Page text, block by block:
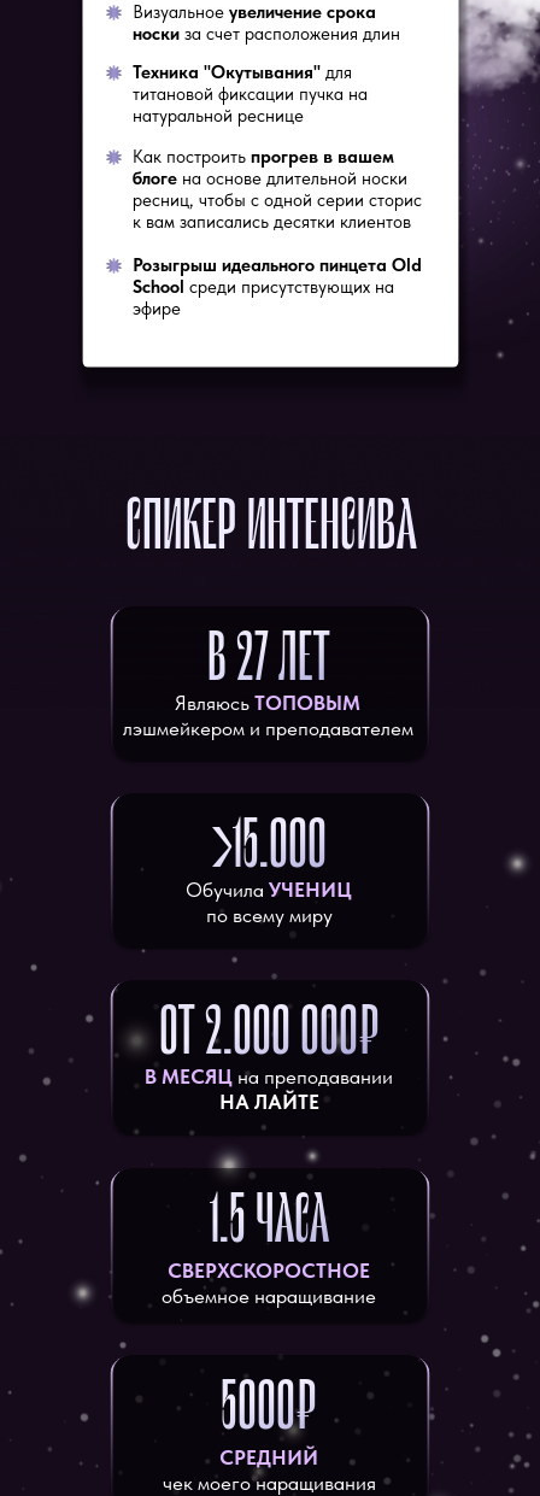
Визуальное увеличение срока
носки за счет расположения длин
Техника "Окутывания" для
титановой фиксации пучка на
натуральной реснице
Как построить прогрев в вашем
блоге на основе длительной носки
ресниц, чтобы с одной серии сторис
к вам записались десятки клиентов
Розыгрыш идеального пинцета Old
School среди присутствующих на
эфире
ОТ 2.000 000₽
В МЕСЯЦ на преподавании
НА ЛАЙТЕ
СПИКЕР ИНТЕНСИВА
В 27 ЛЕТ
Являюсь ТОПОВЫМ
лэшмейкером и преподавателем
>15.000
Обучила УЧЕНИЦ
по всему миру
1.5 ЧАСА
СВЕРХСКОРОСТНОЕ
объемное наращивание
5000₽
СРЕДНИЙ
чек моего наращивания